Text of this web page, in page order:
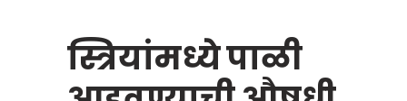
स्त्रियांमध्ये पाळी